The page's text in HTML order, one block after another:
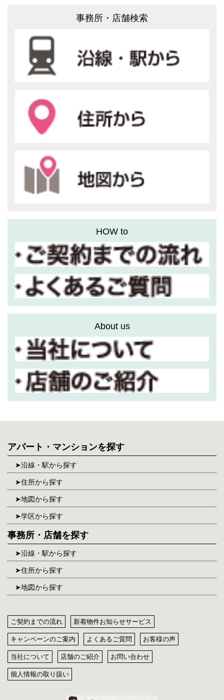
事務所・店舗検索
HOW to
About us
アパート・マンションを探す
沿線・駅から探す
住所から探す
地図から探す
学区から探す
事務所・店舗を探す
沿線・駅から探す
住所から探す
地図から探す
ご契約までの流れ 新着物件お知らせサービス
キャンペーンのご案内 よくあるご質問 お客様の声
当社について 店舗のご紹介 お問い合わせ
個人情報の取り扱い